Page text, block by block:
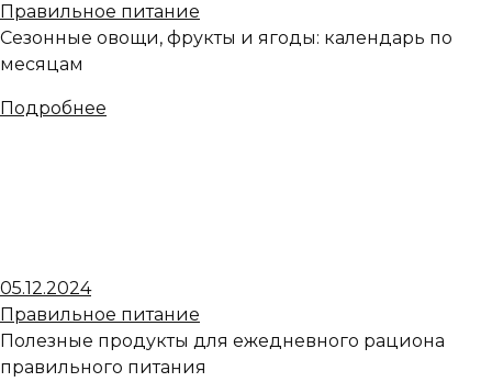
Правильное питание
Сезонные овощи, фрукты и ягоды: календарь по
месяцам
Подробнее
05.12.2024
Правильное питание
Полезные продукты для ежедневного рациона
правильного питания